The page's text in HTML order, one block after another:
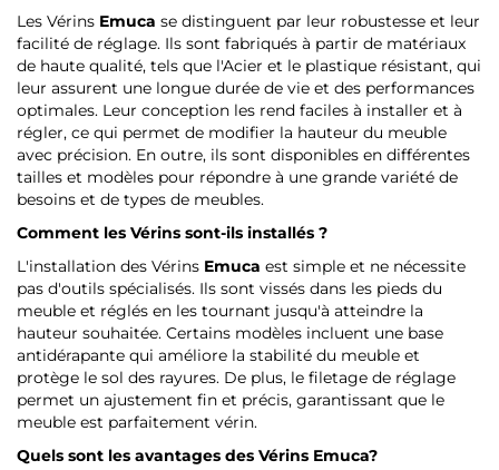
Les Vérins Emuca se distinguent par leur robustesse et leur
facilité de réglage. Ils sont fabriqués à partir de matériaux
de haute qualité, tels que l'Acier et le plastique résistant, qui
leur assurent une longue durée de vie et des performances
optimales. Leur conception les rend faciles à installer et à
régler, ce qui permet de modifier la hauteur du meuble
avec précision. En outre, ils sont disponibles en différentes
tailles et modèles pour répondre à une grande variété de
besoins et de types de meubles.
Comment les Vérins sont-ils installés ?
L'installation des Vérins Emuca est simple et ne nécessite
pas d'outils spécialisés. Ils sont vissés dans les pieds du
meuble et réglés en les tournant jusqu'à atteindre la
hauteur souhaitée. Certains modèles incluent une base
antidérapante qui améliore la stabilité du meuble et
protège le sol des rayures. De plus, le filetage de réglage
permet un ajustement fin et précis, garantissant que le
meuble est parfaitement vérin.
Quels sont les avantages des Vérins Emuca?